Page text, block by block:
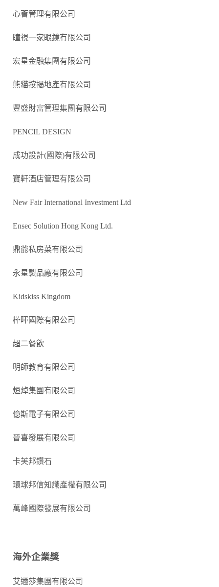
心薈管理有限公司
瞳視一家眼鏡有限公司
宏星金融集團有限公司
熊貓按揭地產有限公司
豐盛財富管理集團有限公司
PENCIL DESIGN
成功設計(國際)有限公司
寶軒酒店管理有限公司
New Fair International Investment Ltd
Ensec Solution Hong Kong Ltd.
鼎爺私房菜有限公司
永星製品廠有限公司
Kidskiss Kingdom
樺暉國際有限公司
超二餐飲
明師教育有限公司
烜焯集團有限公司
億斯電子有限公司
晉喜發展有限公司
卡芙邦鑽石
環球邦信知識產權有限公司
萬峰國際發展有限公司
海外企業獎
艾邇莎集團有限公司